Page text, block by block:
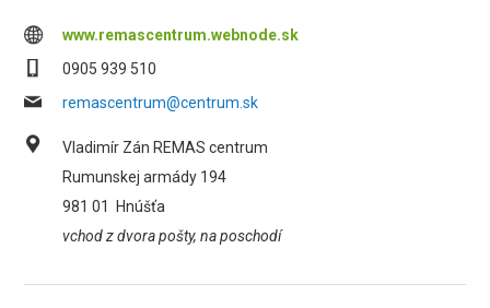
www.remascentrum.webnode.sk
0905 939 510
remascentrum@centrum.sk
Vladimír Zán REMAS centrum
Rumunskej armády 194
981 01
Hnúšťa
vchod z dvora pošty, na poschodí